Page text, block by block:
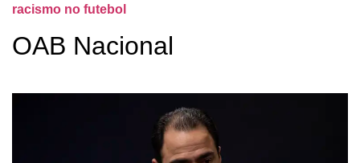
racismo no futebol
OAB Nacional